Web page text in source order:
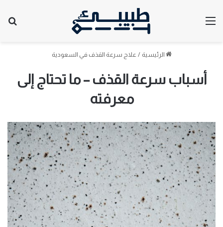
القائمة
الرئيسية / علاج سرعة القذف في السعودية
أسباب سرعة القذف – ما تحتاج إلى
معرفته